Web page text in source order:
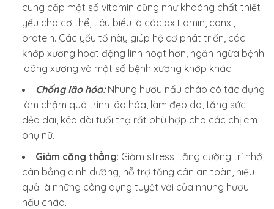
cung cấp một số vitamin cũng như khoáng chất thiết
yếu cho cơ thể, tiêu biểu là các axit amin, canxi,
protein. Các yếu tố này giúp hệ cơ phát triển, các
khớp xương hoạt động linh hoạt hơn, ngăn ngừa bệnh
loãng xương và một số bệnh xương khớp khác.
Chống lão hóa:Nhung hươu nấu cháo có tác dụng
làm chậm quá trình lão hóa, làm đẹp da, tăng sức
dẻo dai, kéo dài tuổi thọ rất phù hợp cho các chị em
phụ nữ.
Giảm căng thẳng: Giảm stress, tăng cường trí nhớ,
cân bằng dinh dưỡng, hỗ trợ tăng cân an toàn, hiệu
quả là những công dụng tuyệt vời của nhung hươu
nấu cháo.